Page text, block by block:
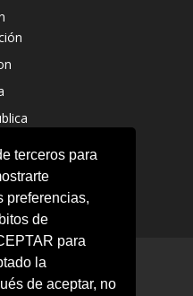
terceros para
preferencias,
de
para
la
de aceptar, no
Política de Cookies